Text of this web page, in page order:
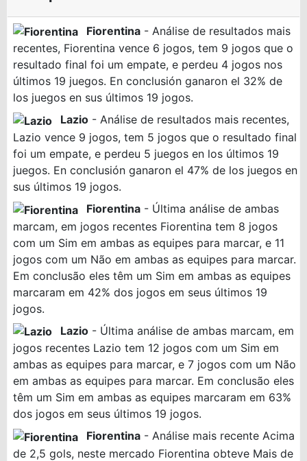
Fiorentina - Análise de resultados mais
recentes, Fiorentina vence 6 jogos, tem 9 jogos que o
resultado final foi um empate, e perdeu 4 jogos nos
últimos 19 juegos. En conclusión ganaron el 32% de
los juegos en sus últimos 19 jogos.
Lazio - Análise de resultados mais recentes,
Lazio vence 9 jogos, tem 5 jogos que o resultado final
foi um empate, e perdeu 5 juegos en los últimos 19
juegos. En conclusión ganaron el 47% de los juegos en
sus últimos 19 jogos.
Fiorentina - Última análise de ambas
marcam, em jogos recentes Fiorentina tem 8 jogos
com um Sim em ambas as equipes para marcar, e 11
jogos com um Não em ambas as equipes para marcar.
Em conclusão eles têm um Sim em ambas as equipes
marcaram em 42% dos jogos em seus últimos 19
jogos.
Lazio - Última análise de ambas marcam, em
jogos recentes Lazio tem 12 jogos com um Sim em
ambas as equipes para marcar, e 7 jogos com um Não
em ambas as equipes para marcar. Em conclusão eles
têm um Sim em ambas as equipes marcaram em 63%
dos jogos em seus últimos 19 jogos.
Fiorentina - Análise mais recente Acima
de 2,5 gols, neste mercado Fiorentina obteve Mais de